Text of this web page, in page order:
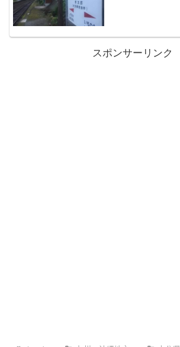
スポンサーリンク